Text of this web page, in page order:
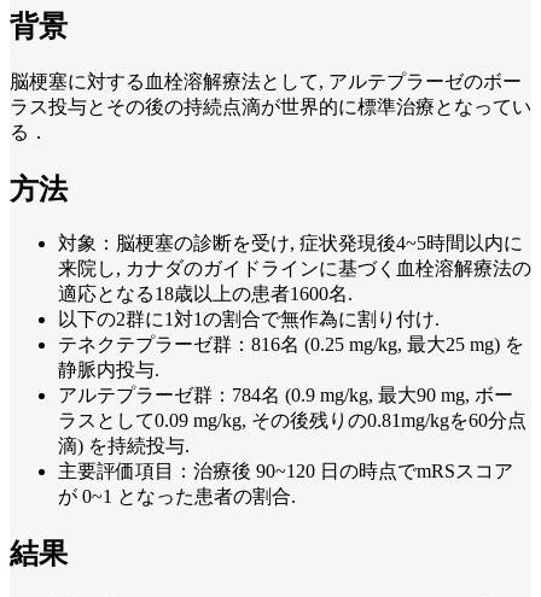
背景
脳梗塞に対する血栓溶解療法として, アルテプラーゼのボー
ラス投与とその後の持続点滴が世界的に標準治療となってい
る．
方法
対象：脳梗塞の診断を受け, 症状発現後4~5時間以内に
来院し, カナダのガイドラインに基づく血栓溶解療法の
適応となる18歳以上の患者1600名.
以下の2群に1対1の割合で無作為に割り付け.
テネクテプラーゼ群：816名 (0.25 mg/kg, 最大25 mg) を
静脈内投与.
アルテプラーゼ群：784名 (0.9 mg/kg, 最大90 mg, ボー
ラスとして0.09 mg/kg, その後残りの0.81mg/kgを60分点
滴) を持続投与.
主要評価項目：治療後 90~120 日の時点でmRSスコア
が 0~1 となった患者の割合.
結果